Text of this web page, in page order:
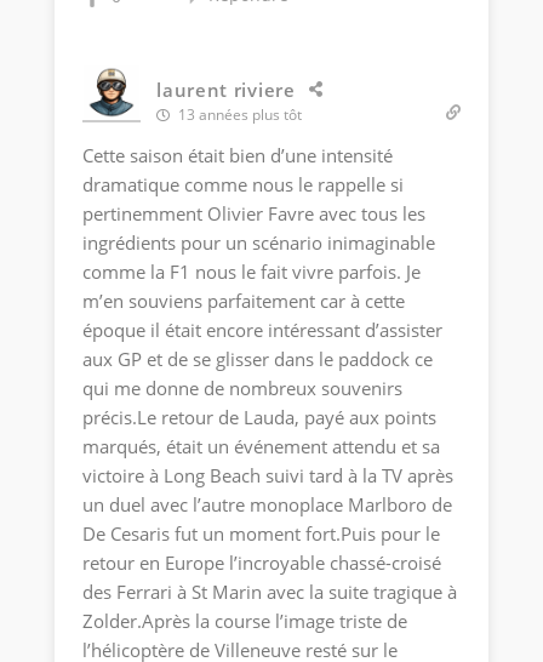
laurent riviere
13 années plus tôt
Cette saison était bien d’une intensité
dramatique comme nous le rappelle si
pertinemment Olivier Favre avec tous les
ingrédients pour un scénario inimaginable
comme la F1 nous le fait vivre parfois. Je
m’en souviens parfaitement car à cette
époque il était encore intéressant d’assister
aux GP et de se glisser dans le paddock ce
qui me donne de nombreux souvenirs
précis.Le retour de Lauda, payé aux points
marqués, était un événement attendu et sa
victoire à Long Beach suivi tard à la TV après
un duel avec l’autre monoplace Marlboro de
De Cesaris fut un moment fort.Puis pour le
retour en Europe l’incroyable chassé-croisé
des Ferrari à St Marin avec la suite tragique à
Zolder.Après la course l’image triste de
l’hélicoptère de Villeneuve resté sur le